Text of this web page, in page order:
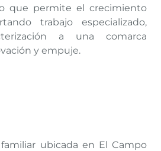
que permite el crecimiento
trabajo especializado,
a una comarca
y empuje.
ubicada en El Campo